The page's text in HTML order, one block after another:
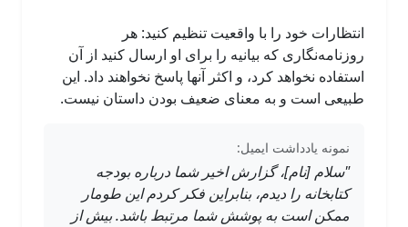
انتظارات خود را با واقعیت تنظیم کنید: هر
روزنامه‌نگاری که بیانیه را برای او ارسال کنید از آن
استفاده نخواهد کرد، و اکثر آنها پاسخ نخواهند داد. این
طبیعی است و به معنای ضعیف بودن داستان نیست.
نمونه یادداشت ایمیل:
"سلام [نام]، گزارش اخیر شما درباره بودجه
کتابخانه را دیدم، بنابراین فکر کردم این طومار
ممکن است به پوشش شما مرتبط باشد. بیش از